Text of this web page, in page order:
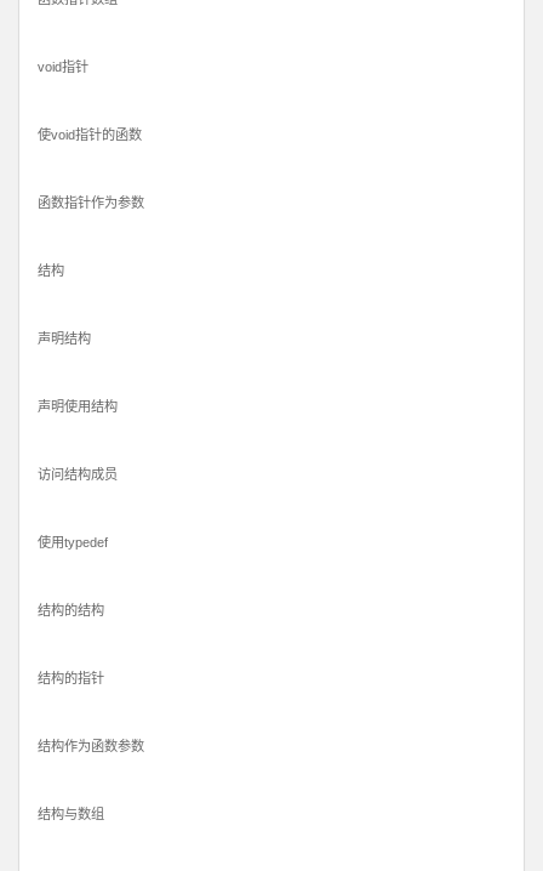
void指针
使void指针的函数
函数指针作为参数
结构
声明结构
声明使用结构
访问结构成员
使用typedef
结构的结构
结构的指针
结构作为函数参数
结构与数组